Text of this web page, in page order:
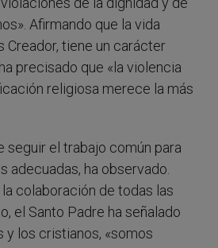
Afirmando que la vida
Creador, tiene un carácter
precisado que «la violencia
religiosa merece la más
seguir el trabajo común para
adecuadas, ha observado.
colaboración de todas las
el Santo Padre ha señalado
y los cristianos, «somos